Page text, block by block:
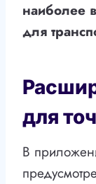
наиболее
для
для
В